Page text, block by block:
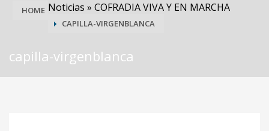
HOME Noticias » COFRADIA VIVA Y EN MARCHA
CAPILLA-VIRGENBLANCA
capilla-virgenblanca